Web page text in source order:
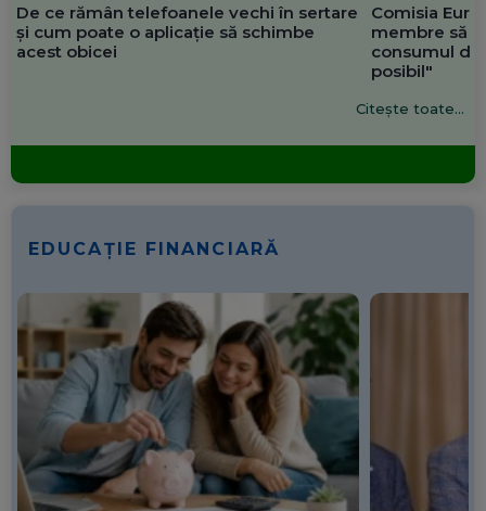
De ce rămân telefoanele vechi în sertare
și cum poate o aplicație să schimbe
acest obicei
Comisia
membre să
consumul de
posibil"
Citește toate...
EDUCAȚIE FINANCIARĂ